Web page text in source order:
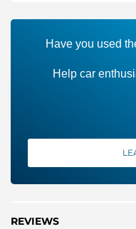
Have you used
Help car
REVIEWS